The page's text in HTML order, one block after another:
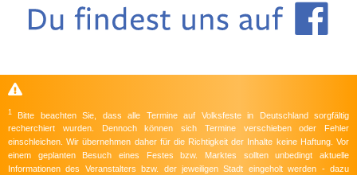
1
Bitte beachten Sie, dass alle Termine auf Volksfeste in Deutschland sorgfältig
recherchiert wurden. Dennoch können sich Termine verschieben oder Fehler
einschleichen. Wir übernehmen daher für die Richtigkeit der Inhalte keine Haftung. Vor
einem geplanten Besuch eines Festes bzw. Marktes sollten unbedingt aktuelle
Informationen des Veranstalters bzw. der jeweiligen Stadt eingeholt werden - dazu